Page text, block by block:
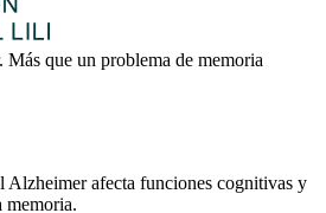
que un problema de memoria
Alzheimer afecta funciones cognitivas y
memoria.